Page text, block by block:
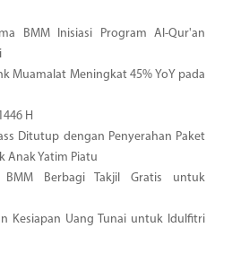
BMM Inisiasi Program Al-Qur'an
Muamalat Meningkat 45% YoY pada
H
Ditutup dengan Penyerahan Paket
Anak Yatim Piatu
Berbagi Takjil Gratis untuk
Kesiapan Uang Tunai untuk Idulfitri